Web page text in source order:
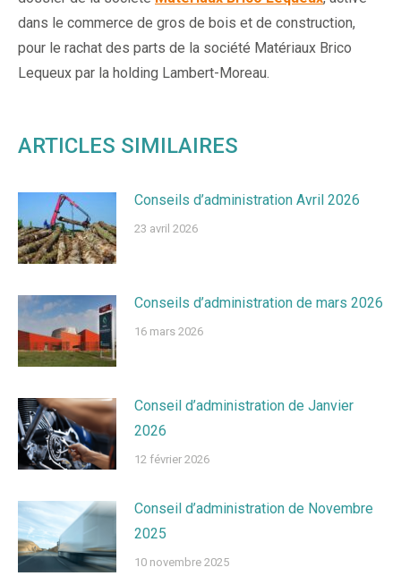
dans le commerce de gros de bois et de construction,
pour le rachat des parts de la société Matériaux Brico
Lequeux par la holding Lambert-Moreau.
ARTICLES SIMILAIRES
Conseils d’administration Avril 2026
23 avril 2026
Conseils d’administration de mars 2026
16 mars 2026
Conseil d’administration de Janvier
2026
12 février 2026
Conseil d’administration de Novembre
2025
10 novembre 2025